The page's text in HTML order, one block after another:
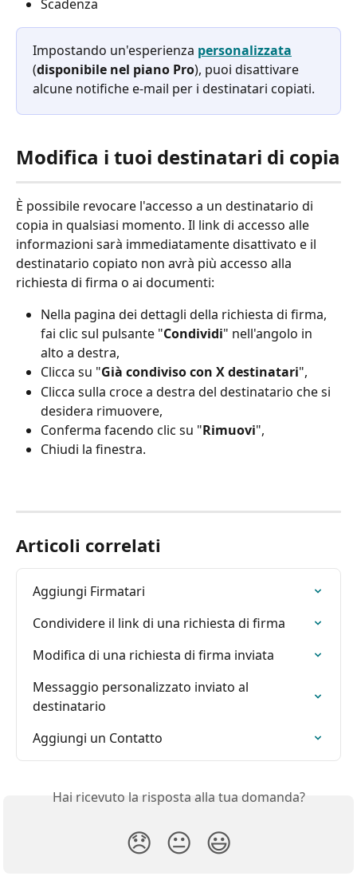
Scadenza
Impostando un'esperienza personalizzata
(disponibile nel piano Pro), puoi disattivare
alcune notifiche e-mail per i destinatari copiati.
Modifica i tuoi destinatari di copia
È possibile revocare l'accesso a un destinatario di
copia in qualsiasi momento. Il link di accesso alle
informazioni sarà immediatamente disattivato e il
destinatario copiato non avrà più accesso alla
richiesta di firma o ai documenti:
Nella pagina dei dettagli della richiesta di firma,
fai clic sul pulsante "Condividi" nell'angolo in
alto a destra,
Clicca su "Già condiviso con X destinatari",
Clicca sulla croce a destra del destinatario che si
desidera rimuovere,
Conferma facendo clic su "Rimuovi",
Chiudi la finestra.
Articoli correlati
Aggiungi Firmatari
Condividere il link di una richiesta di firma
Modifica di una richiesta di firma inviata
Messaggio personalizzato inviato al
destinatario
Aggiungi un Contatto
Hai ricevuto la risposta alla tua domanda?
😞 😐 😃